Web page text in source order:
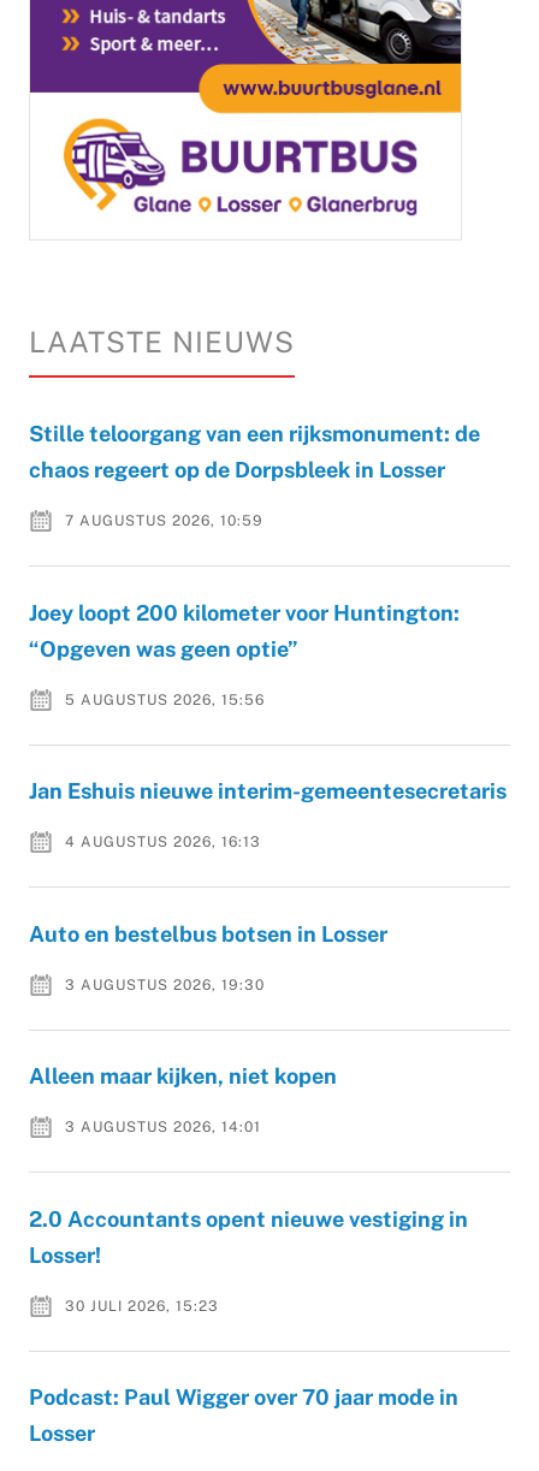
LAATSTE NIEUWS
Stille teloorgang van een rijksmonument: de
chaos regeert op de Dorpsbleek in Losser
7 AUGUSTUS 2026, 10:59
Joey loopt 200 kilometer voor Huntington:
“Opgeven was geen optie”
5 AUGUSTUS 2026, 15:56
Jan Eshuis nieuwe interim-gemeentesecretaris
4 AUGUSTUS 2026, 16:13
Auto en bestelbus botsen in Losser
3 AUGUSTUS 2026, 19:30
Alleen maar kijken, niet kopen
3 AUGUSTUS 2026, 14:01
2.0 Accountants opent nieuwe vestiging in
Losser!
30 JULI 2026, 15:23
Podcast: Paul Wigger over 70 jaar mode in
Losser